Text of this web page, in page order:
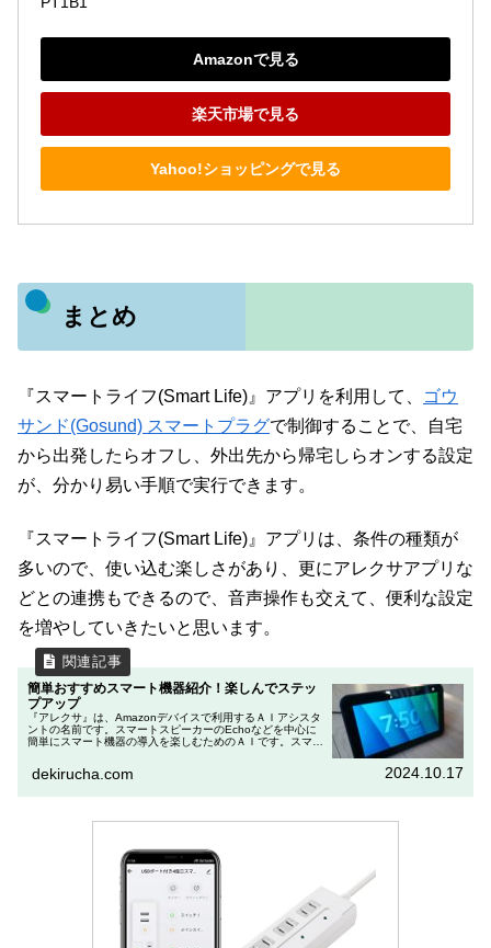
Amazonで見る
楽天市場で見る
Yahoo!ショッピングで見る
まとめ
『スマートライフ(Smart Life)』アプリを利用して、
ゴウ
サンド(Gosund) スマートプラグで制御することで、自宅
から出発したらオフし、外出先から帰宅しらオンする設定
が、分かり易い手順で実行できます。
『スマートライフ(Smart Life)』アプリは、条件の種類が
多いので、使い込む楽しさがあり、更にアレクサアプリな
どとの連携もできるので、音声操作も交えて、便利な設定
を増やしていきたいと思います。
簡単おすすめスマート機器紹介！楽しんでステッ
プアップ
『アレクサ』は、Amazonデバイスで利用するＡＩアシスタ
ントの名前です。スマートスピーカーのEchoなどを中心に
簡単にスマート機器の導入を楽しむためのＡＩです。スマー
dekirucha.com 2024.10.17